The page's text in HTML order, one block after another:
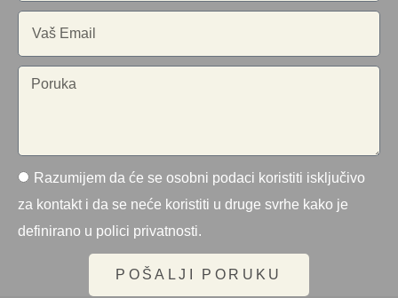
Razumijem da će se osobni podaci koristiti isključivo
za kontakt i da se neće koristiti u druge svrhe kako je
definirano u polici privatnosti.
POŠALJI PORUKU